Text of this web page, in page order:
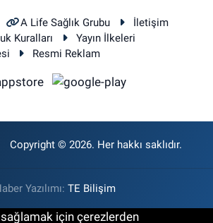
A Life Sağlık Grubu
İletişim
Kuralları
Yayın İlkeleri
Resmi Reklam
Copyright © 2026. Her hakkı saklıdır.
Yazılımı: TE Bilişim
için çerezlerden